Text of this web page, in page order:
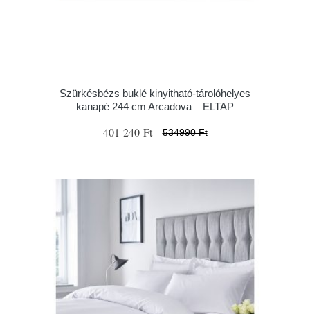
Szürkésbézs buklé kinyitható-tárolóhelyes
kanapé 244 cm Arcadova – ELTAP
401 240 Ft 534990 Ft